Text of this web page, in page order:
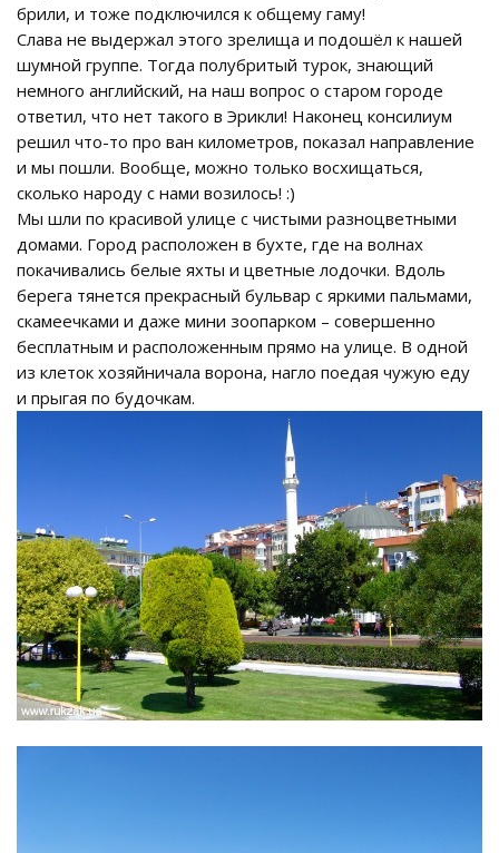
брили, и тоже подключился к общему гаму!
Слава не выдержал этого зрелища и подошёл к нашей
шумной группе. Тогда полубритый турок, знающий
немного английский, на наш вопрос о старом городе
ответил, что нет такого в Эрикли! Наконец консилиум
решил что-то про ван километров, показал направление
и мы пошли. Вообще, можно только восхищаться,
сколько народу с нами возилось! :)
Мы шли по красивой улице с чистыми разноцветными
домами. Город расположен в бухте, где на волнах
покачивались белые яхты и цветные лодочки. Вдоль
берега тянется прекрасный бульвар с яркими пальмами,
скамеечками и даже мини зоопарком – совершенно
бесплатным и расположенным прямо на улице. В одной
из клеток хозяйничала ворона, нагло поедая чужую еду
и прыгая по будочкам.